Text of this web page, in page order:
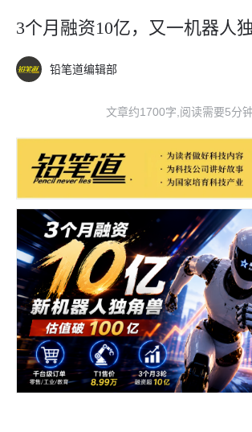
3个月融资10亿，又一机器人
铅笔道编辑部
文章约1700字,阅读需要5分钟